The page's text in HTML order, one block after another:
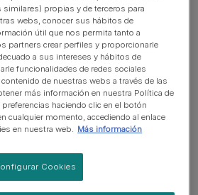
los gatos. Según la creencia
la leche.
digestivo no está diseñado
de la leche, que es un tipo de
en los productos lácteos.
leche de vaca puede
similares) propias y de terceros para
webs, conocer sus hábitos de
útil que nos permita tanto a
partners crear perfiles y proporcionarle
a sus intereses y hábitos de
funcionalidades de redes sociales
de nuestras webs a través de las
más información en nuestra Política de
haciendo clic en el botón
cualquier momento, accediendo al enlace
en nuestra web. Más información
Cookies